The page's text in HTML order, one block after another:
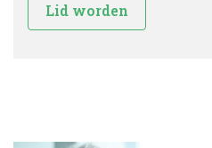
Lid worden